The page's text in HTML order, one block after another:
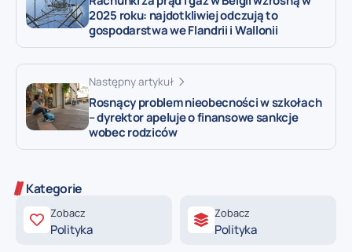
2025 roku: najdotkliwiej odczują to
gospodarstwa we Flandrii i Wallonii
Następny artykuł
Rosnący problem nieobecności w szkołach
– dyrektor apeluje o finansowe sankcje
wobec rodziców
Kategorie
Zobacz
Polityka
Zobacz
Polityka